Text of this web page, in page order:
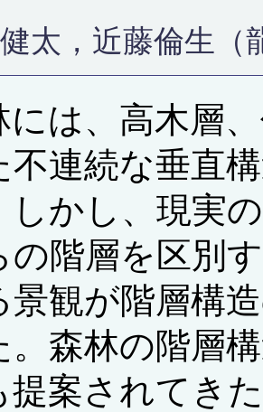
太，近藤倫生（
には、高木層
不連続な垂直
しかし、現実
の階層を区別
景観が階層構
。森林の階層
提案されてき